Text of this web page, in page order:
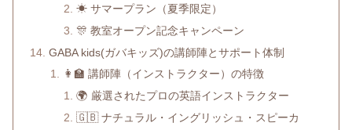
☀ サマープラン（夏季限定）
🎊 教室オープン記念キャンペーン
GABA kids(ガバキッズ)の講師陣とサポート体制
👩‍🏫 講師陣（インストラクター）の特徴
🌍 厳選されたプロの英語インストラクター
🇬🇧 ナチュラル・イングリッシュ・スピーカ